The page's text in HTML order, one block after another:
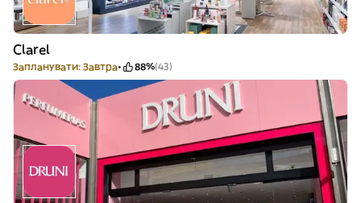
Clarel
Запланувати: Завтра 88%(43)